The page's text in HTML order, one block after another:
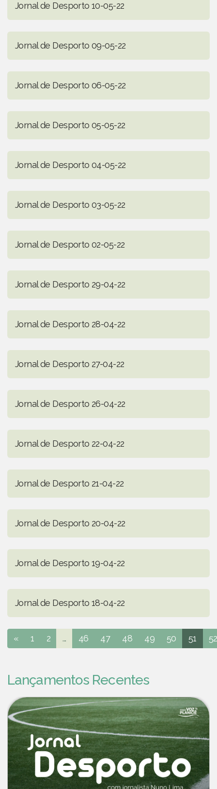
Jornal de Desporto 10-05-22
Jornal de Desporto 09-05-22
Jornal de Desporto 06-05-22
Jornal de Desporto 05-05-22
Jornal de Desporto 04-05-22
Jornal de Desporto 03-05-22
Jornal de Desporto 02-05-22
Jornal de Desporto 29-04-22
Jornal de Desporto 28-04-22
Jornal de Desporto 27-04-22
Jornal de Desporto 26-04-22
Jornal de Desporto 22-04-22
Jornal de Desporto 21-04-22
Jornal de Desporto 20-04-22
Jornal de Desporto 19-04-22
Jornal de Desporto 18-04-22
« 1 2 ... 46 47 48 49 50 51 52
Lançamentos Recentes